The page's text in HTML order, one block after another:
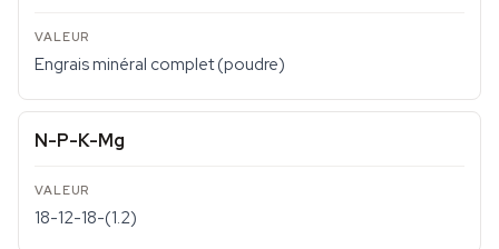
Engrais minéral complet (poudre)
N-P-K-Mg
18-12-18-(1.2)